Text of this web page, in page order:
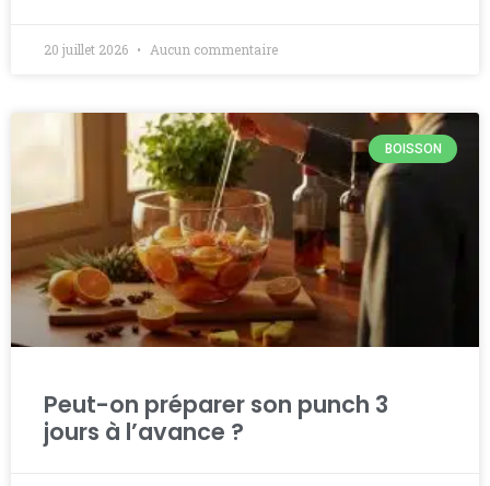
20 juillet 2026 Aucun commentaire
BOISSON
Peut-on préparer son punch 3
jours à l’avance ?